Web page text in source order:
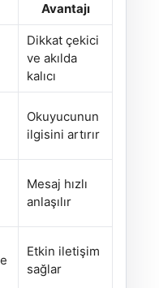
Avantajı
Dikkat çekici
ve akılda
kalıcı
Okuyucunun
ilgisini artırır
Mesaj hızlı
anlaşılır
Etkin iletişim
sağlar